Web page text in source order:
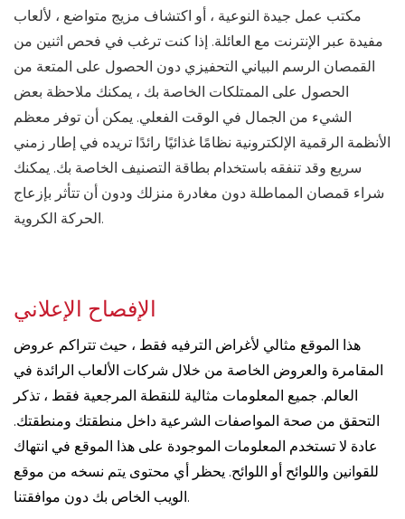
مكتب عمل جيدة النوعية ، أو اكتشاف مزيج متواضع ، لألعاب
مفيدة عبر الإنترنت مع العائلة. إذا كنت ترغب في فحص اثنين من
القمصان الرسم البياني التحفيزي دون الحصول على المتعة من
الحصول على الممتلكات الخاصة بك ، يمكنك ملاحظة بعض
الشيء من الجمال في الوقت الفعلي. يمكن أن توفر معظم
الأنظمة الرقمية الإلكترونية نظامًا غذائيًا رائدًا تريده في إطار زمني
سريع وقد تنفقه باستخدام بطاقة التصنيف الخاصة بك. يمكنك
شراء قمصان المماطلة دون مغادرة منزلك ودون أن تتأثر بإزعاج
الحركة الكروية.
الإفصاح الإعلاني
هذا الموقع مثالي لأغراض الترفيه فقط ، حيث تتراكم عروض
المقامرة والعروض الخاصة من خلال شركات الألعاب الرائدة في
العالم. جميع المعلومات مثالية للنقطة المرجعية فقط ، تذكر
التحقق من صحة المواصفات الشرعية داخل منطقتك ومنطقتك.
عادة لا تستخدم المعلومات الموجودة على هذا الموقع في انتهاك
للقوانين واللوائح أو اللوائح. يحظر أي محتوى يتم نسخه من موقع
الويب الخاص بك دون موافقتنا.